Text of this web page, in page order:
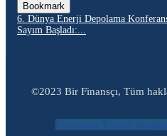
Bookmark
6. Dünya Enerji Depolama
Sayım Başladı:...
©2023 Bir Finansçı, Tüm
Facebook Twitter